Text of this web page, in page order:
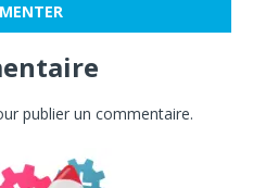
publier un commentaire.